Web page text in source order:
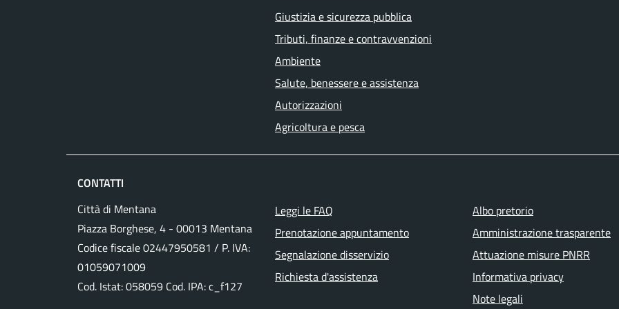
Giustizia e sicurezza pubblica
Tributi, finanze e contravvenzioni
Ambiente
Salute, benessere e assistenza
Autorizzazioni
Agricoltura e pesca
CONTATTI
Città di Mentana
Piazza Borghese, 4 - 00013 Mentana
Codice fiscale02447950581 / P. IVA:
01059071009
Cod. Istat: 058059 Cod. IPA: c_f127
Leggi le FAQ
Prenotazione appuntamento
Segnalazione disservizio
Richiesta d'assistenza
Albo pretorio
Amministrazione trasparente
Attuazione misure PNRR
Informativa privacy
Note legali